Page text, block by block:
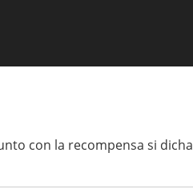
con la recompensa si dicha